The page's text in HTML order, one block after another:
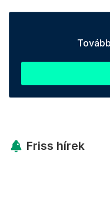
Friss hírek